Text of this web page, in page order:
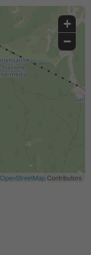
+
−
OpenStreetMapContributors